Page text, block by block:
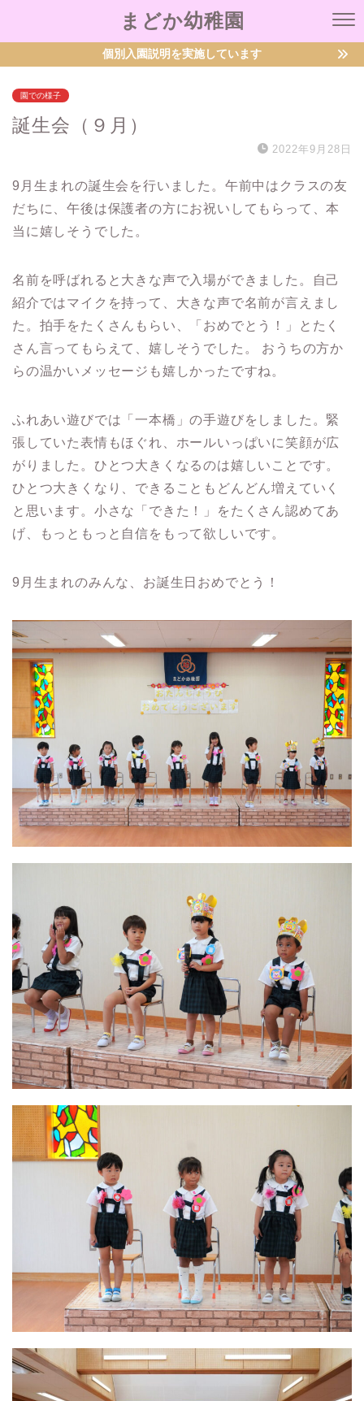
まどか幼稚園
個別入園説明を実施しています
園での様子
誕生会（９月）
2022年9月28日
9月生まれの誕生会を行いました。午前中はクラスの友
だちに、午後は保護者の方にお祝いしてもらって、本
当に嬉しそうでした。
名前を呼ばれると大きな声で入場ができました。自己
紹介ではマイクを持って、大きな声で名前が言えまし
た。拍手をたくさんもらい、「おめでとう！」とたく
さん言ってもらえて、嬉しそうでした。 おうちの方か
らの温かいメッセージも嬉しかったですね。
ふれあい遊びでは「一本橋」の手遊びをしました。緊
張していた表情もほぐれ、ホールいっぱいに笑顔が広
がりました。ひとつ大きくなるのは嬉しいことです。
ひとつ大きくなり、できることもどんどん増えていく
と思います。小さな「できた！」をたくさん認めてあ
げ、もっともっと自信をもって欲しいです。
9月生まれのみんな、お誕生日おめでとう！